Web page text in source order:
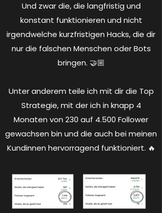
Und zwar die, die langfristig und
konstant funktionieren und nicht
irgendwelche kurzfristigen Hacks, die dir
nur die falschen Menschen oder Bots
bringen. 🤝🏼
Unter anderem teile ich mit dir die Top
Strategie, mit der ich in knapp 4
Monaten von 230 auf 4.500 Follower
gewachsen bin und die auch bei meinen
Kundinnen hervorragend funktioniert. 🔥